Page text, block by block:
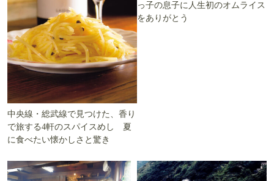
中央線・総武線で見つけた、香り
で旅する4軒のスパイスめし 夏
に食べたい懐かしさと驚き
っ子の息子に人生初のオムライス
をありがとう